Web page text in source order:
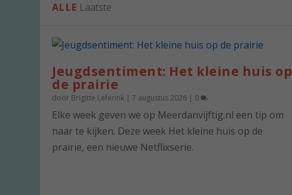
ALLE Laatste
Jeugdsentiment: Het kleine huis op
de prairie
door Brigitte Leferink |7 augustus 2026 | 0
Elke week geven we op Meerdanvijftig.nl een tip om
naar te kijken. Deze week Het kleine huis op de
prairie, een nieuwe Netflixserie.